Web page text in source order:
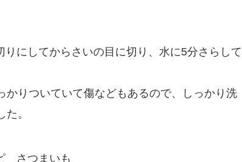
にしてからさいの目に切り、水に5分さらして
かりついていて傷などもあるので、しっかり洗
。